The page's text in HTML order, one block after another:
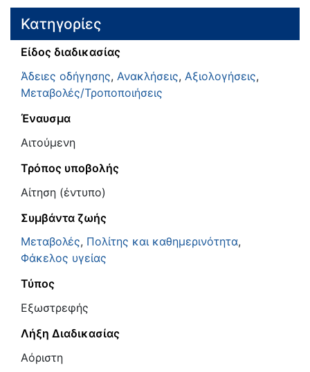
Κατηγορίες
Είδος διαδικασίας
Άδειες οδήγησης, Ανακλήσεις, Αξιολογήσεις,
Μεταβολές/Τροποποιήσεις
Έναυσμα
Αιτούμενη
Τρόπος υποβολής
Αίτηση (έντυπο)
Συμβάντα ζωής
Μεταβολές, Πολίτης και καθημερινότητα,
Φάκελος υγείας
Τύπος
Εξωστρεφής
Λήξη Διαδικασίας
Αόριστη